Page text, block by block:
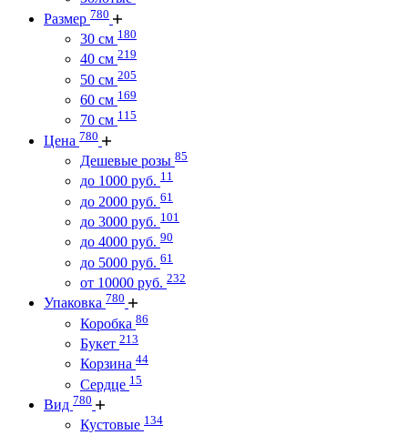
Размер 780
30 см 180
40 см 219
50 см 205
60 см 169
70 см 115
Цена 780
Дешевые розы 85
до 1000 руб. 11
до 2000 руб. 61
до 3000 руб. 101
до 4000 руб. 90
до 5000 руб. 61
от 10000 руб. 232
Упаковка 780
Коробка 86
Букет 213
Корзина 44
Сердце 15
Вид 780
Кустовые 134